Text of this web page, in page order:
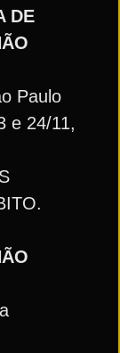
DE
Paulo
e 24/11,